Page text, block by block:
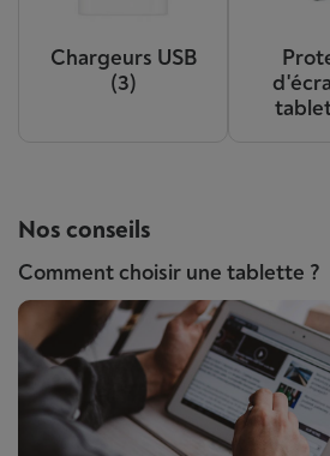
Chargeurs USB
(3)
Nos conseils
Comment choisir une tablette ?